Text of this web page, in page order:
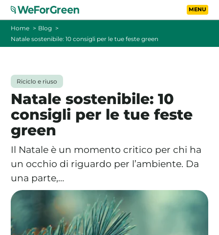
Vai al contenuto
TARIFFE
FOTOVOLTAICO A DISTANZA
FAQ
CONTATTI
PASSA A WEFORGREEN
Home
Blog
Natale sostenibile: 10 consigli per le tue feste green
Riciclo e riuso
Natale sostenibile: 10
consigli per le tue feste
green
Il Natale è un momento critico per chi ha
un occhio di riguardo per l’ambiente. Da
una parte,…